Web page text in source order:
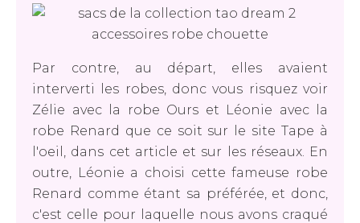
Par contre, au départ, elles avaient
interverti les robes, donc vous risquez voir
Zélie avec la robe Ours et Léonie avec la
robe Renard que ce soit sur le site Tape à
l'oeil, dans cet article et sur les réseaux. En
outre, Léonie a choisi cette fameuse robe
Renard comme étant sa préférée, et donc,
c'est celle pour laquelle nous avons craqué